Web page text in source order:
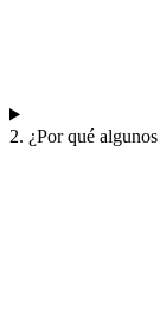
2. ¿Por qué